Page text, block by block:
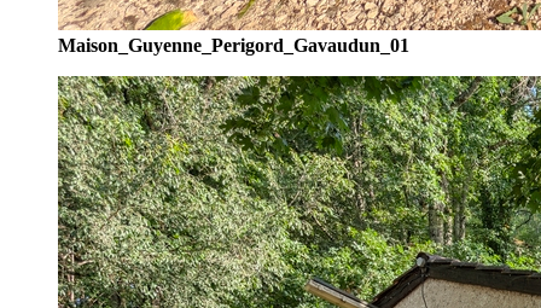
Maison_Guyenne_Perigord_Gavaudun_01